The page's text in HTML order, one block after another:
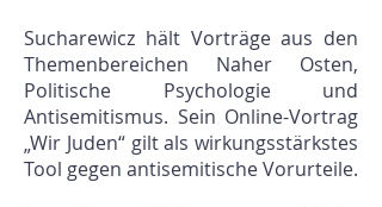
Sucharewicz hält Vorträge aus den
Themenbereichen Naher Osten,
Politische Psychologie und
Antisemitismus. Sein Online-Vortrag
„Wir Juden“ gilt als wirkungsstärkstes
Tool gegen antisemitische Vorurteile.